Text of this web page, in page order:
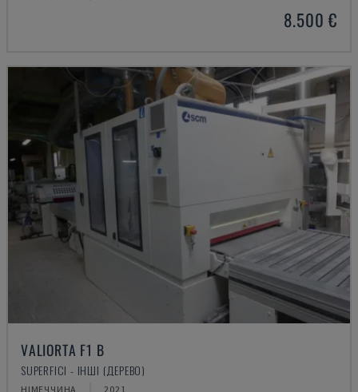
8.500 €
VALIORTA F1 B
SUPERFICI - ІНШІ (ДЕРЕВО)
НІМЕЧЧИНА 2021